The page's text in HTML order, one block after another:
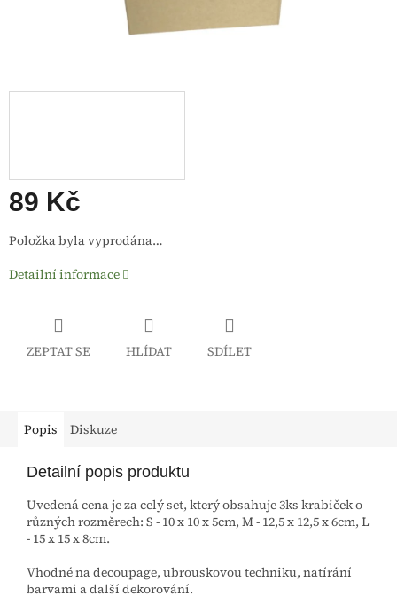
89 Kč
Měrná
cena:
Položka byla vyprodána…
Detailní informace
ZEPTAT SE HLÍDAT SDÍLET
Popis Diskuze
Detailní popis produktu
Uvedená cena je za celý set, který obsahuje 3ks krabiček o
různých rozměrech: S - 10 x 10 x 5cm, M - 12,5 x 12,5 x 6cm, L
- 15 x 15 x 8cm.
Vhodné na decoupage, ubrouskovou techniku, natírání
barvami a další dekorování.